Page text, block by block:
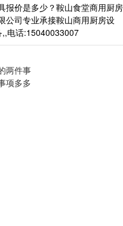
报价是多少？鞍山食堂商用厨房
公司专业承接鞍山商用厨房设
电话:15040033007
两件事
项多多